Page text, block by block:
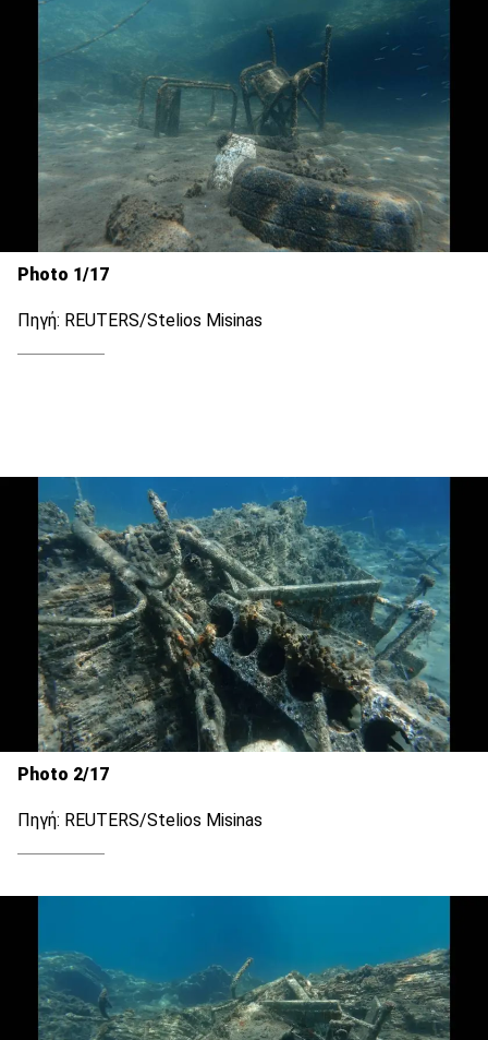
Photo 1/17
Πηγή: REUTERS/Stelios Misinas
Photo 2/17
Πηγή: REUTERS/Stelios Misinas